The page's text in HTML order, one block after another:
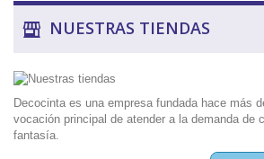
NUESTRAS TIENDAS
Decocinta es una empresa fundada hace más
vocación principal de atender a la demanda de
fantasía.